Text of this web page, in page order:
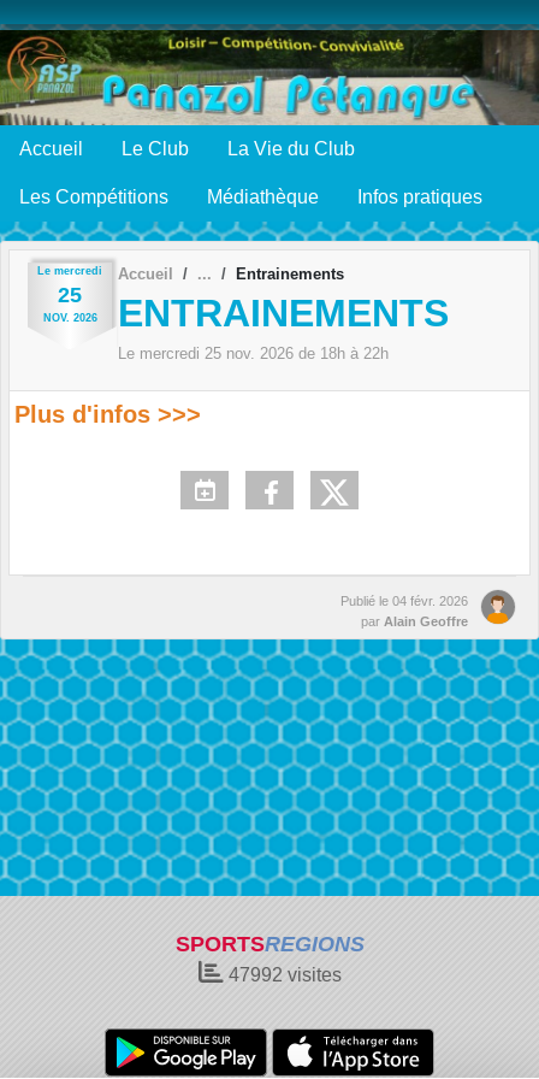
Accueil Le Club La Vie du Club
Les Compétitions Médiathèque Infos pratiques
Le mercredi
25
NOV. 2026
Accueil Entrainements
ENTRAINEMENTS
Le mercredi 25 nov. 2026 de 18h à 22h
Plus d'infos >>>
Publié le 04 févr. 2026
par Alain Geoffre
SPORTSREGIONS
47992 visites